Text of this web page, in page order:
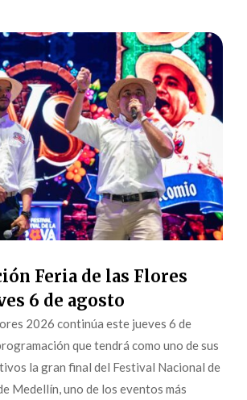
Feria de las Flores
6 de agosto
2026 continúa este jueves 6 de
que tendrá como uno de sus
la gran final del Festival Nacional de
Medellín, uno de los eventos más